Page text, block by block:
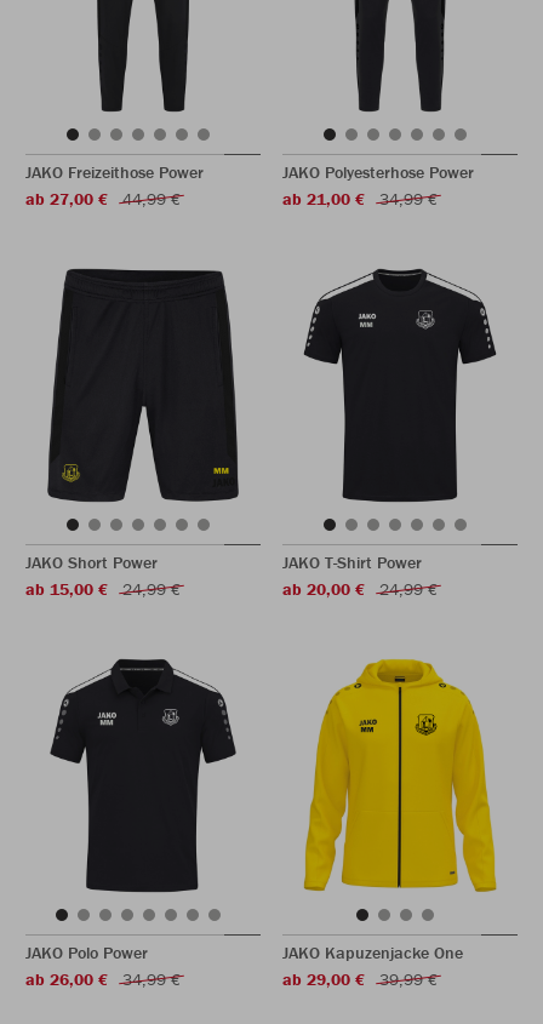
JAKO Freizeithose Power
ab 27,00 €
44,99 €
JAKO Polyesterhose Power
ab 21,00 €
34,99 €
JAKO Short Power
ab 15,00 €
24,99 €
JAKO T-Shirt Power
ab 20,00 €
24,99 €
JAKO Polo Power
ab 26,00 €
34,99 €
JAKO Kapuzenjacke One
ab 29,00 €
39,99 €